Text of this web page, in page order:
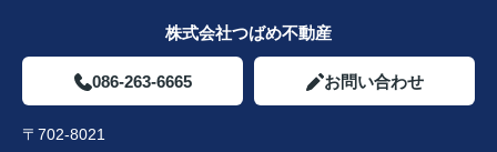
株式会社つばめ不動産
086-263-6665 お問い合わせ
〒702-8021